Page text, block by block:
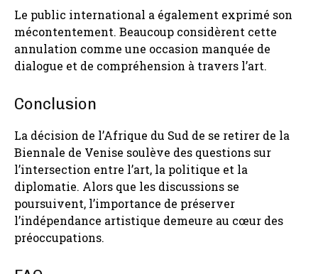
Le public international a également exprimé son
mécontentement. Beaucoup considèrent cette
annulation comme une occasion manquée de
dialogue et de compréhension à travers l’art.
Conclusion
La décision de l’Afrique du Sud de se retirer de la
Biennale de Venise soulève des questions sur
l’intersection entre l’art, la politique et la
diplomatie. Alors que les discussions se
poursuivent, l’importance de préserver
l’indépendance artistique demeure au cœur des
préoccupations.